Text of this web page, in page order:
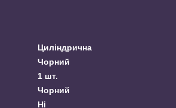
Циліндрична
Чорний
1 шт.
Чорний
Ні